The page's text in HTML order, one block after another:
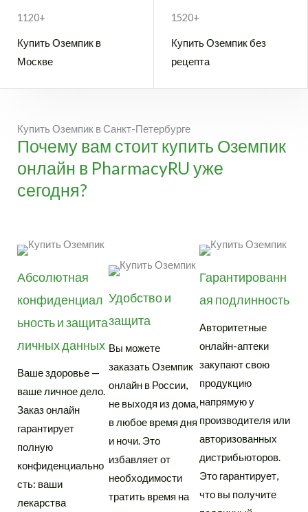
1120+
Купить Оземпик в
Москве
1520+
Купить Оземпик без
рецепта
Купить Оземпик в Санкт-Петербурге
Почему вам стоит купить Оземпик
онлайн в PharmacyRU уже
сегодня?
Абсолютная
конфиденциал
ьность и защита
личных данных
Ваше здоровье —
ваше личное дело.
Заказ онлайн
гарантирует
полную
конфиденциально
сть: ваши
лекарства
Удобство и
защита
Вы можете
заказать Оземпик
онлайн в России,
не выходя из дома,
в любое время дня
и ночи. Это
избавляет от
необходимости
тратить время на
Гарантированн
ая подлинность
Авторитетные
онлайн-аптеки
закупают свою
продукцию
напрямую у
производителя или
авторизованных
дистрибьюторов.
Это гарантирует,
что вы получите